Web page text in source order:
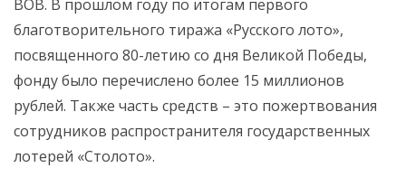
ВОВ. В прошлом году по итогам первого
благотворительного тиража «Русского лото»,
посвященного 80-летию со дня Великой Победы,
фонду было перечислено более 15 миллионов
рублей. Также часть средств – это пожертвования
сотрудников распространителя государственных
лотерей «Столото».